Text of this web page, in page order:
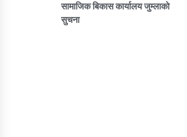
सामाजिक बिकास कार्यालय जुम्लाकाे
सुचना